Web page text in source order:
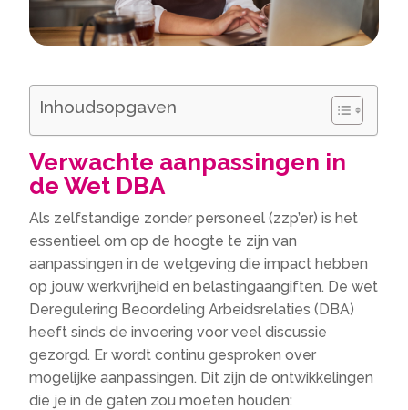
Inhoudsopgaven
Verwachte aanpassingen in
de Wet DBA
Als zelfstandige zonder personeel (zzp’er) is het
essentieel om op de hoogte te zijn van
aanpassingen in de wetgeving die impact hebben
op jouw werkvrijheid en belastingaangiften. De wet
Deregulering Beoordeling Arbeidsrelaties (DBA)
heeft sinds de invoering voor veel discussie
gezorgd. Er wordt continu gesproken over
mogelijke aanpassingen. Dit zijn de ontwikkelingen
die je in de gaten zou moeten houden: